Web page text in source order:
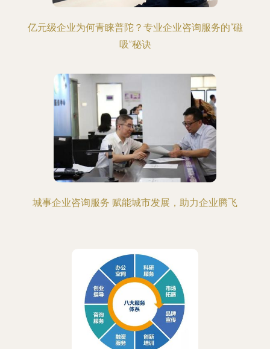
亿元级企业为何青睐普陀？专业企业咨询服务的“磁
吸”秘诀
城事企业咨询服务 赋能城市发展，助力企业腾飞